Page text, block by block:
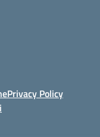
Privacy Policy